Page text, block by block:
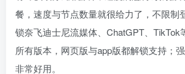
餐，速度与节点数量就很给力了，不限制
锁奈飞迪士尼流媒体、ChatGPT、TikTok
所有版本，网页版与app版都解锁支持；
非常好用。